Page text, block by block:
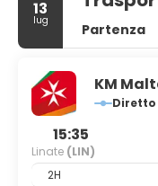
13
lug
Partenza
KM
Diretto
15:35
Linate (LIN)
2H